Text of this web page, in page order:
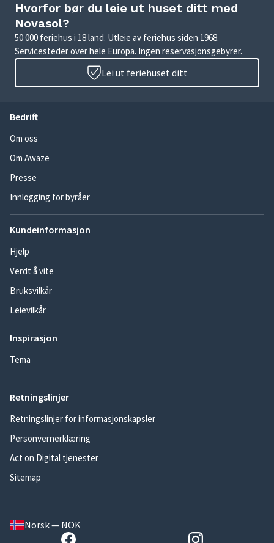
Hvorfor bør du leie ut huset ditt med
Novasol?
50 000 feriehus i 18 land. Utleie av feriehus siden 1968.
Servicesteder over hele Europa. Ingen reservasjonsgebyrer.
Lei ut feriehuset ditt
Bedrift
Om oss
Om Awaze
Presse
Innlogging for byråer
Kundeinformasjon
Hjelp
Verdt å vite
Bruksvilkår
Leievilkår
Inspirasjon
Tema
Retningslinjer
Retningslinjer for informasjonskapsler
Personvernerklæring
Act on Digital tjenester
Sitemap
Norsk — NOK